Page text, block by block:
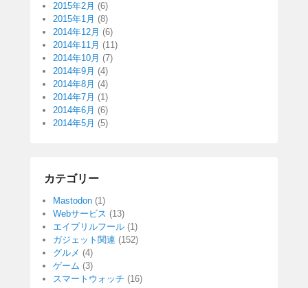
2015年2月 (6)
2015年1月 (8)
2014年12月 (6)
2014年11月 (11)
2014年10月 (7)
2014年9月 (4)
2014年8月 (4)
2014年7月 (1)
2014年6月 (6)
2014年5月 (5)
カテゴリー
Mastodon (1)
Webサービス (13)
エイプリルフール (1)
ガジェット関連 (152)
グルメ (4)
ゲーム (3)
スマートウォッチ (16)